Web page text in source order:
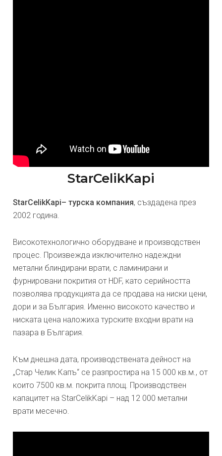
StarCelikKapi
StarCelikKapi– турска компания, създадена през
2002 година.
Високотехнологично оборудване и производствен
процес. Произвежда изключително надеждни
метални блиндирани врати, с ламинирани и
фурнировани покрития от HDF, като серийността
позволява продукцията да се продава на ниски цени,
дори и за България. Именно високото качество и
ниската цена наложиха турските входни врати на
пазара в България.
Към днешна дата, производствената дейност на
„Стар Челик Капъ“ се разпростира на 15 000 кв.м., от
които 7500 кв.м. покрита площ. Производствен
капацитет на StarCelikKapi – над 12 000 метални
врати месечно.